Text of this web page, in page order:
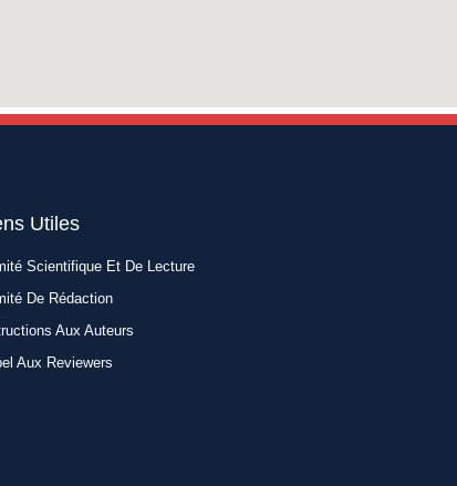
Utiles​
Scientifique Et De Lecture
De Rédaction
Aux Auteurs
Aux Reviewers